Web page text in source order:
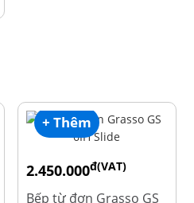
+ Thêm
2.450.000đ(VAT)
3.560.000
Bếp từ đơn Grasso GS